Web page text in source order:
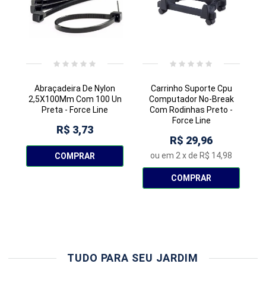
Abraçadeira De Nylon
2,5X100Mm Com 100 Un
Preta - Force Line
R$ 3,73
COMPRAR
Carrinho Suporte Cpu
Computador No-Break
Com Rodinhas Preto -
Force Line
R$ 29,96
ou em 2 x de R$ 14,98
COMPRAR
TUDO PARA SEU JARDIM